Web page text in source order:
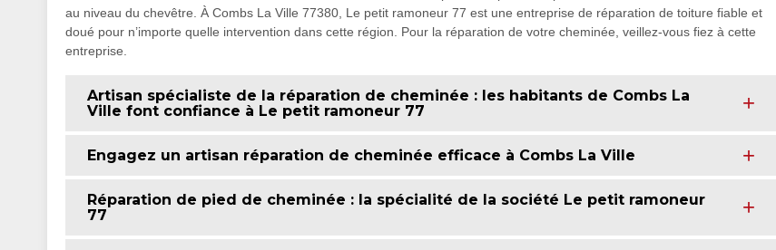
au niveau du chevêtre. À Combs La Ville 77380, Le petit ramoneur 77 est une entreprise de réparation de toiture fiable et
doué pour n’importe quelle intervention dans cette région. Pour la réparation de votre cheminée, veillez-vous fiez à cette
entreprise.
Artisan spécialiste de la réparation de cheminée : les habitants de Combs La
Ville font confiance à Le petit ramoneur 77
Engagez un artisan réparation de cheminée efficace à Combs La Ville
Réparation de pied de cheminée : la spécialité de la société Le petit ramoneur
77